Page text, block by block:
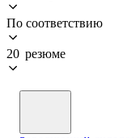
По соответствию
20 резюме